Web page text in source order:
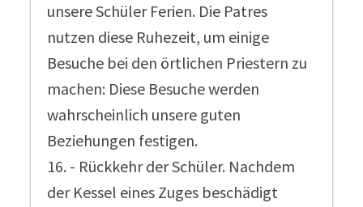
unsere Schüler Ferien. Die Patres
nutzen diese Ruhezeit, um einige
Besuche bei den örtlichen Priestern zu
machen: Diese Besuche werden
wahrscheinlich unsere guten
Beziehungen festigen.
16. - Rückkehr der Schüler. Nachdem
der Kessel eines Zuges beschädigt